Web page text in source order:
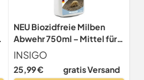
NEU Biozidfreie Milben
Abwehr 750ml – Mittel für
Hausstaubmilben abwehren
– Milbenspray für Matratzen
– Fleckenfrei – Milben
INSIGO
25,99 € gratis Versand